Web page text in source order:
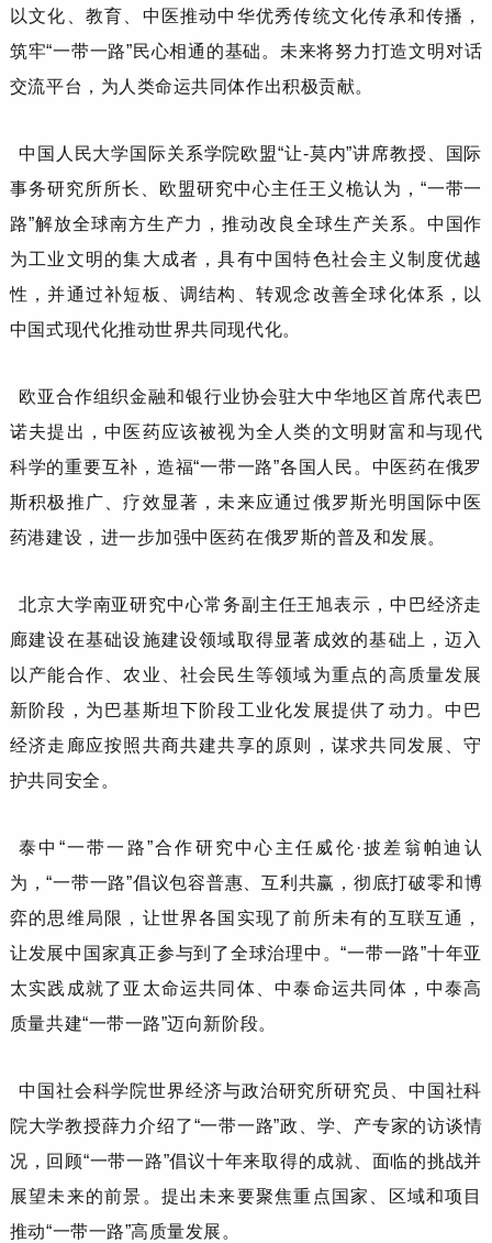
以文化、教育、中医推动中华优秀传统文化传承和传播，
筑牢“一带一路”民心相通的基础。未来将努力打造文明对话
交流平台，为人类命运共同体作出积极贡献。
中国人民大学国际关系学院欧盟“让-莫内”讲席教授、国际
事务研究所所长、欧盟研究中心主任王义桅认为， “一带一
路”解放全球南方生产力，推动改良全球生产关系。中国作
为工业文明的集大成者，具有中国特色社会主义制度优越
性，并通过补短板、调结构、转观念改善全球化体系，以
中国式现代化推动世界共同现代化。
欧亚合作组织金融和银行业协会驻大中华地区首席代表 巴
诺夫提出，中医药应该被视为全人类的文明财富和与现代
科学的重要互补，造福“一带一路”各国人民。中医药在俄罗
斯积极推广、疗效显著，未来应通过俄罗斯光明国际中医
药港建设，进一步加强中医药在俄罗斯的普及和发展。
北京大学南亚研究中心常务副主任王旭表示，中巴经济走
廊建设在基础设施建设领域取得显著成效的基础上，迈入
以产能合作、农业、社会民生等领域为重点的高质量发展
新阶段，为巴基斯坦下阶段工业化发展提供了动力。中巴
经济走廊应按照共商共建共享的原则，谋求共同发展、守
护共同安全。
泰中 “一带一路”合作研究中心主任威伦 ·披差翁帕迪 认
为，“一带一路”倡议包容普惠、互利共赢，彻底打破零和博
弈的思维局限，让世界各国实现了前所未有的互联互通，
让发展中国家真正参与到了全球治理中。“一带一路”十年亚
太实践成就了亚太命运共同体、中泰命运共同体，中泰高
质量共建“一带一路”迈向新阶段。
中国社会科学院世界经济与政治研究所研究员、中国社科
院大学教授薛力介绍了“一带一路”政、学、产专家的访谈情
况，回顾“一带一路”倡议十年来取得的成就、面临的挑战并
展望未来的前景。提出未来要聚焦重点国家、区域和项目
推动“一带一路”高质量发展。